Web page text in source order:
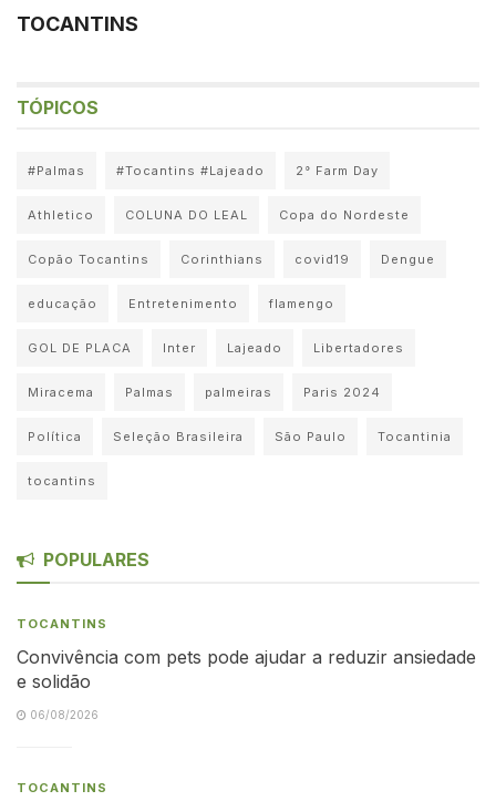
TOCANTINS
TÓPICOS
#Palmas #Tocantins #Lajeado 2° Farm Day
Athletico COLUNA DO LEAL Copa do Nordeste
Copão Tocantins Corinthians covid19 Dengue
educação Entretenimento flamengo
GOL DE PLACA Inter Lajeado Libertadores
Miracema Palmas palmeiras Paris 2024
Política Seleção Brasileira São Paulo Tocantinia
tocantins
POPULARES
TOCANTINS
Convivência com pets pode ajudar a reduzir ansiedade
e solidão
06/08/2026
TOCANTINS